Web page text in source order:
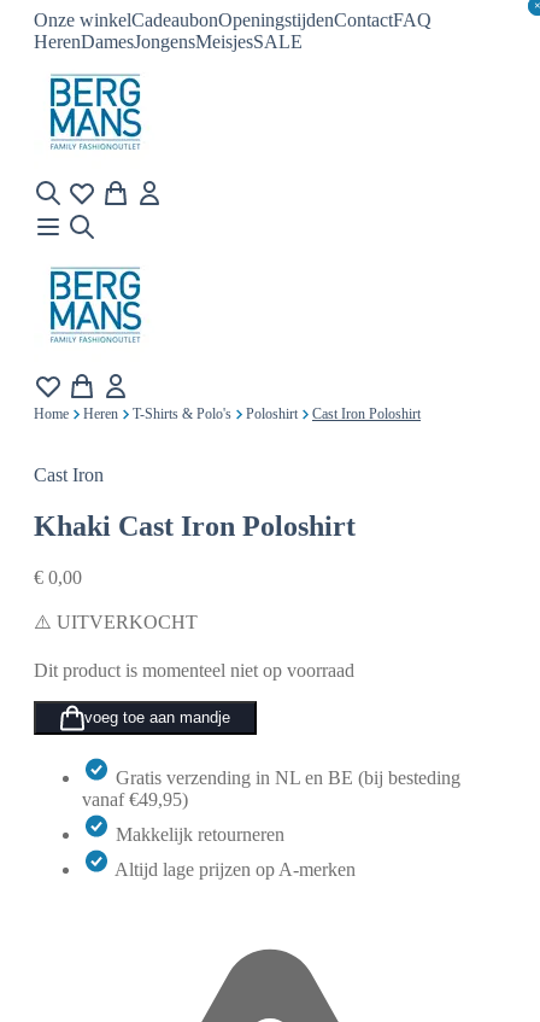
Onze winkelCadeaubonOpeningstijdenContactFAQ
HerenDamesJongensMeisjesSALE
×
×
Home Heren T-Shirts & Polo's Poloshirt Cast Iron Poloshirt
Cast Iron
Khaki Cast Iron Poloshirt
€ 0,00
⚠️ UITVERKOCHT
Dit product is momenteel niet op voorraad
voeg toe aan mandje
Gratis verzending in NL en BE (bij besteding
vanaf €49,95)
Makkelijk retourneren
Altijd lage prijzen op A-merken